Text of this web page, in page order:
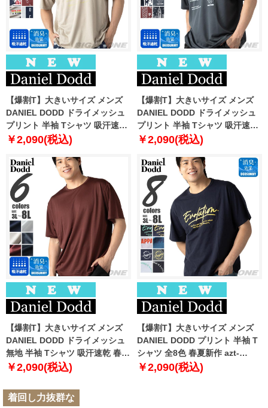
【爆割T】大きいサイズ メンズ
DANIEL DODD ドライメッシュ
プリント 半袖 Tシャツ 吸汗速乾
春夏新作 tjt-2602dry3 【fre】
￥2,090(税込)
【爆割T】大きいサイズ メンズ
DANIEL DODD ドライメッシュ
プリント 半袖 Tシャツ 吸汗速乾
春夏新作 tjt-2602dry4 【fre】
￥2,090(税込)
【爆割T】大きいサイズ メンズ
DANIEL DODD ドライメッシュ
無地 半袖 Tシャツ 吸汗速乾 春夏
新作 tjt-2602dry5 【fre】
￥2,090(税込)
【爆割T】大きいサイズ メンズ
DANIEL DODD プリント 半袖 T
シャツ 全8色 春夏新作 azt-
2602pt5 【fre】
￥2,090(税込)
着回し力抜群な